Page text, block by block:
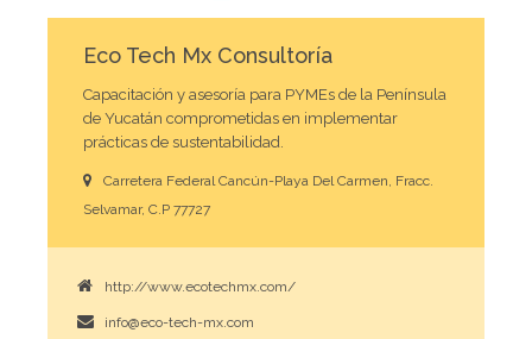
Eco Tech Mx Consultoría
Capacitación y asesoría para PYMEs de la Península
de Yucatán comprometidas en implementar
prácticas de sustentabilidad.
Carretera Federal Cancún-Playa Del Carmen, Fracc.
Selvamar, C.P 77727
http://www.ecotechmx.com/
info@eco-tech-mx.com